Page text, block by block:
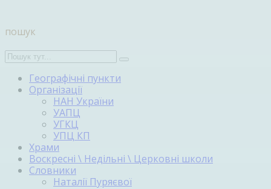
пошук
Географічні пункти
Організації
НАН України
УАПЦ
УГКЦ
УПЦ КП
Храми
Воскресні \ Недільні \ Церковні школи
Словники
Наталії Пуряєвої